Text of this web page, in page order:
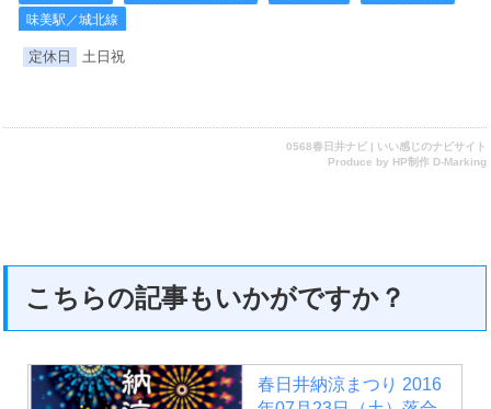
味美駅／城北線
定休日 土日祝
0568春日井ナビ | いい感じのナビサイト
Produce by HP制作 D-Marking
こちらの記事もいかがですか？
春日井納涼まつり 2016